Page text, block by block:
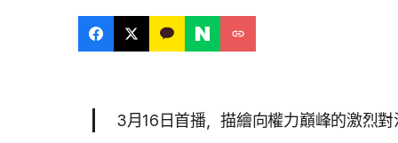
3月16日首播，描繪向權力巔峰的激烈對